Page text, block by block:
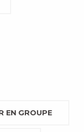
EN GROUPE